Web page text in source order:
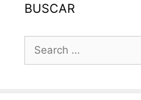
BUSCAR
Search
for: